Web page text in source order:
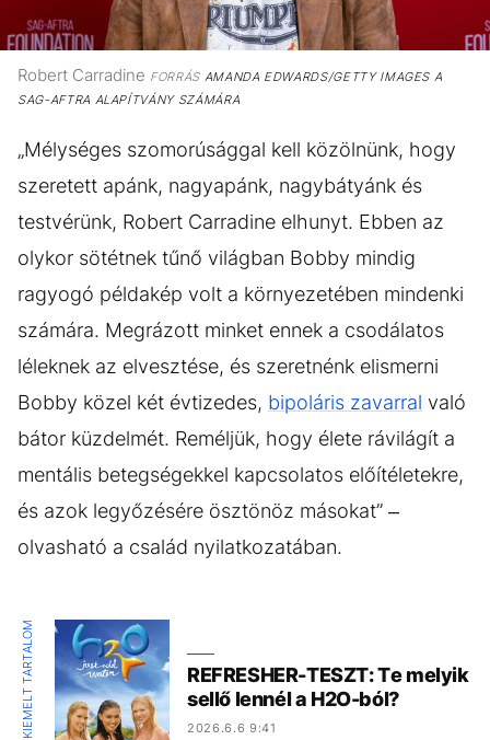
Robert Carradine FORRÁSAMANDA EDWARDS/GETTY IMAGES A
SAG-AFTRA ALAPÍTVÁNY SZÁMÁRA
„Mélységes szomorúsággal kell közölnünk, hogy
szeretett apánk, nagyapánk, nagybátyánk és
testvérünk, Robert Carradine elhunyt. Ebben az
olykor sötétnek tűnő világban Bobby mindig
ragyogó példakép volt a környezetében mindenki
számára. Megrázott minket ennek a csodálatos
léleknek az elvesztése, és szeretnénk elismerni
Bobby közel két évtizedes, bipoláris zavarral való
bátor küzdelmét. Reméljük, hogy élete rávilágít a
mentális betegségekkel kapcsolatos előítéletekre,
és azok legyőzésére ösztönöz másokat” –
olvasható a család nyilatkozatában.
KIEMELT TARTALOM
REFRESHER-TESZT: Te melyik
sellő lennél a H2O-ból?
2026.6.6 9:41